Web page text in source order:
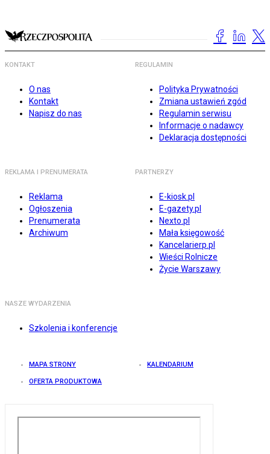
KONTAKT
O nas
Kontakt
Napisz do nas
REGULAMIN
Polityka Prywatności
Zmiana ustawień zgód
Regulamin serwisu
Informacje o nadawcy
Deklaracja dostępności
REKLAMA I PRENUMERATA
Reklama
Ogłoszenia
Prenumerata
Archiwum
PARTNERZY
E-kiosk.pl
E-gazety.pl
Nexto.pl
Mała księgowość
Kancelarierp.pl
Wieści Rolnicze
Życie Warszawy
NASZE WYDARZENIA
Szkolenia i konferencje
MAPA STRONY KALENDARIUM
OFERTA PRODUKTOWA